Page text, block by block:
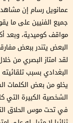
عمانويل رسام إن
جميع الفنيين على ما
مواقف كوميدية، وبعد
البعض يتندر ببعض
لقد امتاز البصري من
البغدادي بسبب
يخلو من بعض الكلمات
الشخصية الكبيرة